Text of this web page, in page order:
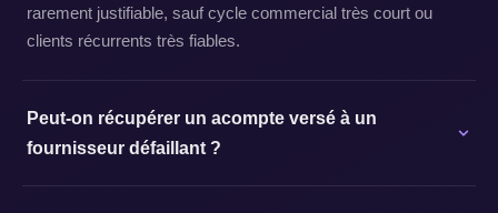
rarement justifiable, sauf cycle commercial très court ou
clients récurrents très fiables.
Peut-on récupérer un acompte versé à un
fournisseur défaillant ?